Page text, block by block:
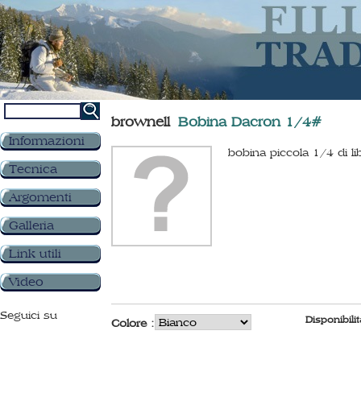
Informazioni
Tecnica
Argomenti
Galleria
Link utili
Video
Seguici su
brownell Bobina Dacron 1/4#
bobina piccola 1/4 di
Colore :